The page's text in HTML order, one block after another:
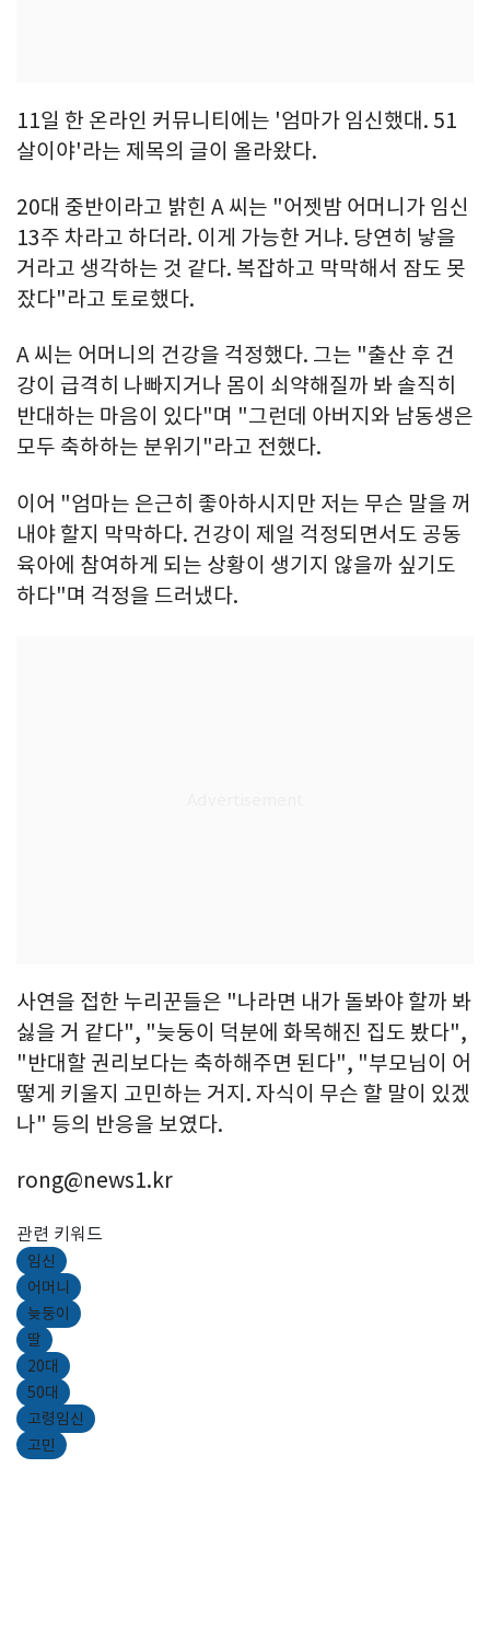
11일 한 온라인 커뮤니티에는 '엄마가 임신했대. 51
살이야'라는 제목의 글이 올라왔다.
20대 중반이라고 밝힌 A 씨는 "어젯밤 어머니가 임신
13주 차라고 하더라. 이게 가능한 거냐. 당연히 낳을
거라고 생각하는 것 같다. 복잡하고 막막해서 잠도 못
잤다"라고 토로했다.
A 씨는 어머니의 건강을 걱정했다. 그는 "출산 후 건
강이 급격히 나빠지거나 몸이 쇠약해질까 봐 솔직히
반대하는 마음이 있다"며 "그런데 아버지와 남동생은
모두 축하하는 분위기"라고 전했다.
이어 "엄마는 은근히 좋아하시지만 저는 무슨 말을 꺼
내야 할지 막막하다. 건강이 제일 걱정되면서도 공동
육아에 참여하게 되는 상황이 생기지 않을까 싶기도
하다"며 걱정을 드러냈다.
사연을 접한 누리꾼들은 "나라면 내가 돌봐야 할까 봐
싫을 거 같다", "늦둥이 덕분에 화목해진 집도 봤다",
"반대할 권리보다는 축하해주면 된다", "부모님이 어
떻게 키울지 고민하는 거지. 자식이 무슨 할 말이 있겠
나" 등의 반응을 보였다.
rong@news1.kr
관련 키워드
임신
어머니
늦둥이
딸
20대
50대
고령임신
고민